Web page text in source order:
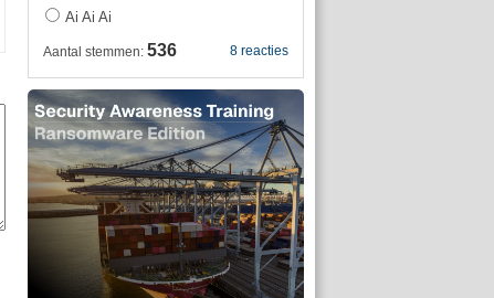
Ai Ai Ai
8 reacties
Aantal stemmen: 536